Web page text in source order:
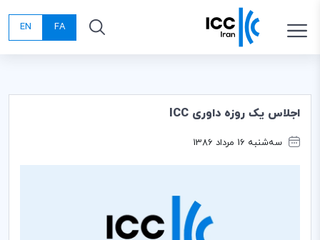
FA
EN
اجلاس یک روزه داوری ICC
سه‌شنبه 16 مرداد 1386